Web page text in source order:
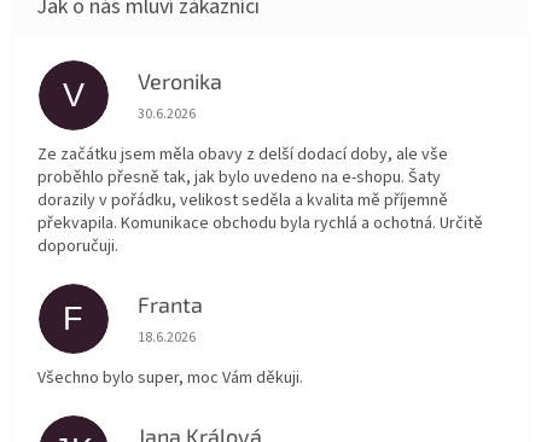
V Veronika
Hodnocení obchodu je 5 z 5 hvězdiček.
30.6.2026
Ze začátku jsem měla obavy z delší dodací doby, ale vše
proběhlo přesně tak, jak bylo uvedeno na e-shopu. Šaty
dorazily v pořádku, velikost seděla a kvalita mě příjemně
překvapila. Komunikace obchodu byla rychlá a ochotná. Určitě
doporučuji.
F Franta
Hodnocení obchodu je 5 z 5 hvězdiček.
18.6.2026
Všechno bylo super, moc Vám děkuji.
Jana Králová